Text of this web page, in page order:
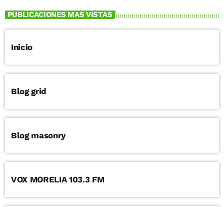
PUBLICACIONES MAS VISTAS
Inicio
Blog grid
Blog masonry
VOX MORELIA 103.3 FM